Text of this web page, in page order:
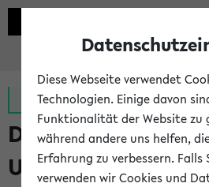
Zur MeineUni App
Das Lehrangebot
Universität
Diese Webseite verwendet
Technologien. Einige davon
Funktionalität der Website zu
während andere uns helfen,
Erfahrung zu verbessern. Falls
verwenden wir Cookies und